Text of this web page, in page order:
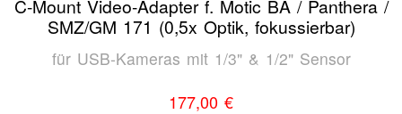
C-Mount Video-Adapter f. Motic BA / Panthera /
SMZ/GM 171 (0,5x Optik, fokussierbar)
für USB-Kameras mit 1/3" & 1/2" Sensor
177,00 €